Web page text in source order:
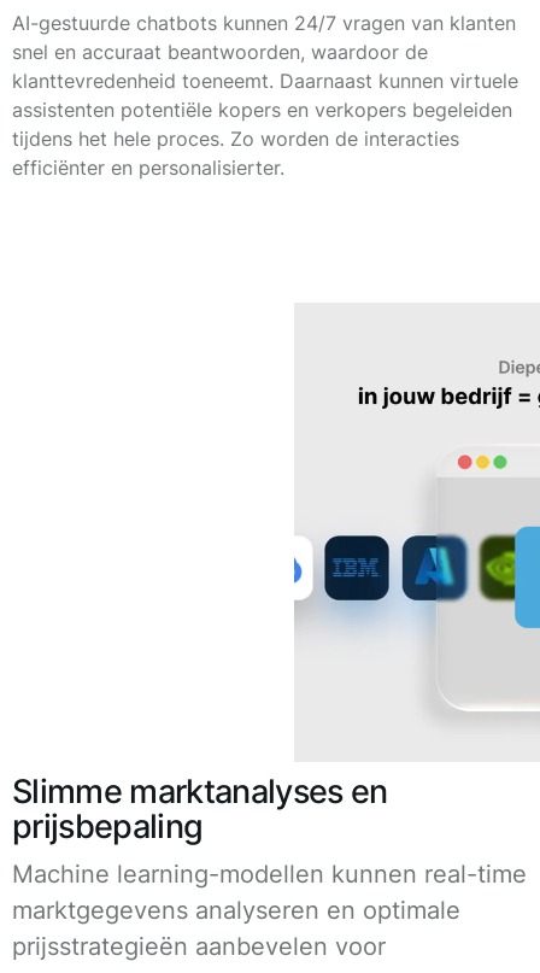
AI-gestuurde chatbots kunnen 24/7 vragen van klanten
snel en accuraat beantwoorden, waardoor de
klanttevredenheid toeneemt. Daarnaast kunnen virtuele
assistenten potentiële kopers en verkopers begeleiden
tijdens het hele proces. Zo worden de interacties
efficiënter en personalisierter.
Slimme marktanalyses en
prijsbepaling
Machine learning-modellen kunnen real-time
marktgegevens analyseren en optimale
prijsstrategieën aanbevelen voor